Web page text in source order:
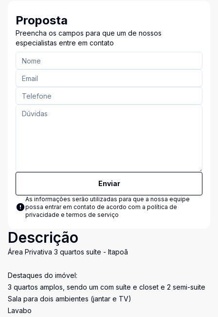
Proposta
Preencha os campos para que um de nossos
especialistas entre em contato
Enviar
As informações serão utilizadas para que a nossa equipe
possa entrar em contato de acordo com a política de
privacidade e termos de serviço
Descrição
Área Privativa 3 quartos suíte - Itapoã
Destaques do imóvel:
3 quartos amplos, sendo um com suíte e closet e 2 semi-suite
Sala para dois ambientes (jantar e TV)
Lavabo